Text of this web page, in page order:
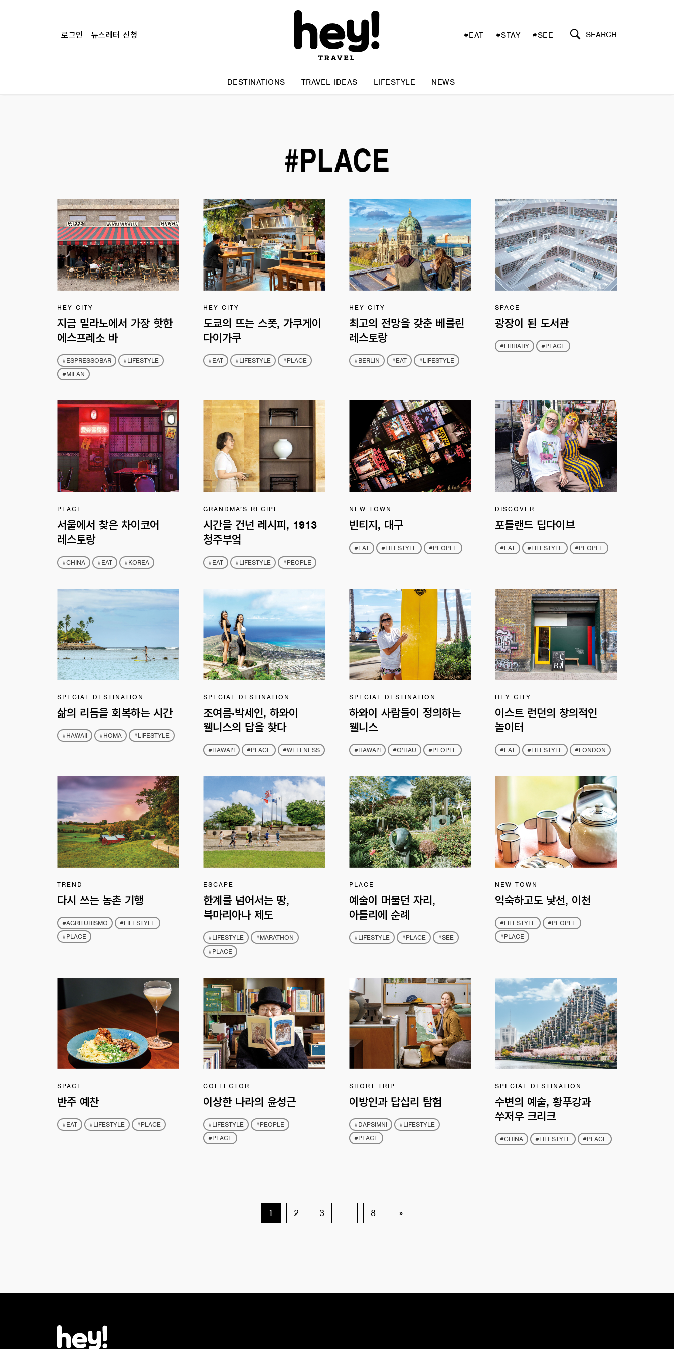
로그인 뉴스레터 신청 #EAT #STAY #SEE SEARCH
DESTINATIONS TRAVEL IDEAS LIFESTYLE NEWS
#PLACE
HEY CITY
지금 밀라노에서 가장 핫한
에스프레소 바
#ESPRESSOBAR
#LIFESTYLE
#MILAN
HEY CITY
도쿄의 뜨는 스폿, 가쿠게이
다이가쿠
#EAT #LIFESTYLE #PLACE
HEY CITY
최고의 전망을 갖춘 베를린
레스토랑
#BERLIN #EAT #LIFESTYLE
SPACE
광장이 된 도서관
#LIBRARY #PLACE
PLACE
서울에서 찾은 차이코어
레스토랑
#CHINA #EAT #KOREA
GRANDMA’S RECIPE
시간을 건넌 레시피, 1913
청주부엌
#EAT #LIFESTYLE #PEOPLE
NEW TOWN
빈티지, 대구
#EAT #LIFESTYLE #PEOPLE
DISCOVER
포틀랜드 딥다이브
#EAT #LIFESTYLE #PEOPLE
SPECIAL DESTINATION
삶의 리듬을 회복하는 시간
#HAWAII #HOMA #LIFESTYLE
SPECIAL DESTINATION
조여름·박세인, 하와이
웰니스의 답을 찾다
#HAWAI'I #PLACE #WELLNESS
SPECIAL DESTINATION
하와이 사람들이 정의하는
웰니스
#HAWAI'I #O'HAU #PEOPLE
HEY CITY
이스트 런던의 창의적인
놀이터
#EAT #LIFESTYLE #LONDON
TREND
다시 쓰는 농촌 기행
#AGRITURISMO
#LIFESTYLE
#PLACE
ESCAPE
한계를 넘어서는 땅,
북마리아나 제도
#LIFESTYLE
#MARATHON
#PLACE
PLACE
예술이 머물던 자리,
아틀리에 순례
#LIFESTYLE #PLACE #SEE
NEW TOWN
익숙하고도 낯선, 이천
#LIFESTYLE
#PEOPLE
#PLACE
SPACE
반주 예찬
#EAT #LIFESTYLE #PLACE
COLLECTOR
이상한 나라의 윤성근
#LIFESTYLE
#PEOPLE
#PLACE
SHORT TRIP
이방인과 답십리 탐험
#DAPSIMNI
#LIFESTYLE
#PLACE
SPECIAL DESTINATION
수변의 예술, 황푸강과
쑤저우 크리크
#CHINA #LIFESTYLE #PLACE
1 2 3 … 8 »